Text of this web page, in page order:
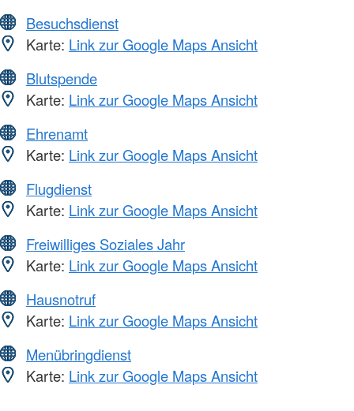
Besuchsdienst
Karte: Link zur Google Maps Ansicht
Blutspende
Karte: Link zur Google Maps Ansicht
Ehrenamt
Karte: Link zur Google Maps Ansicht
Flugdienst
Karte: Link zur Google Maps Ansicht
Freiwilliges Soziales Jahr
Karte: Link zur Google Maps Ansicht
Hausnotruf
Karte: Link zur Google Maps Ansicht
Menübringdienst
Karte: Link zur Google Maps Ansicht